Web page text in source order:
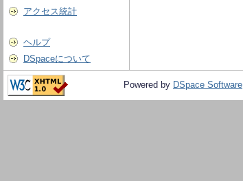
アクセス統計
ヘルプ
DSpaceについて
Powered by DSpace Software